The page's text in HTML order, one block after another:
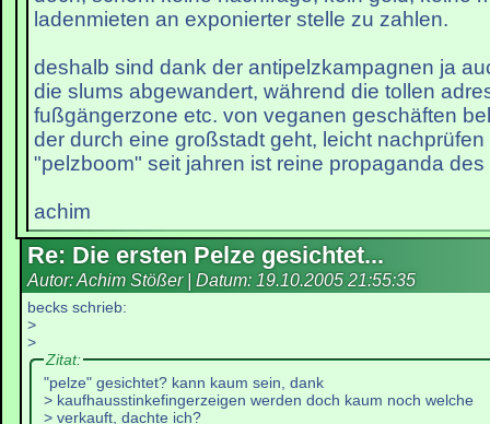
ladenmieten an exponierter stelle zu zahlen.
deshalb sind dank der antipelzkampagnen ja
die slums abgewandert, während die tollen
fußgängerzone etc. von veganen geschäften
der durch eine großstadt geht, leicht
"pelzboom" seit jahren ist reine propaganda des
achim
Re: Die ersten Pelze gesichtet...
Autor: Achim Stößer | Datum: 19.10.2005 21:55:35
becks schrieb:
>
>
Zitat:
"pelze" gesichtet? kann kaum sein, dank
> kaufhausstinkefingerzeigen werden doch kaum noch welche
> verkauft, dachte ich?